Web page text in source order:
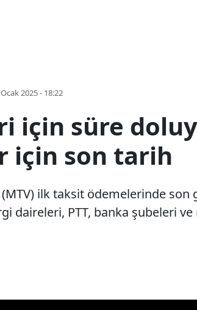
2025 - 18:22
için süre
için son tarih
ilk taksit ödemelerinde
daireleri, PTT, banka şubeleri